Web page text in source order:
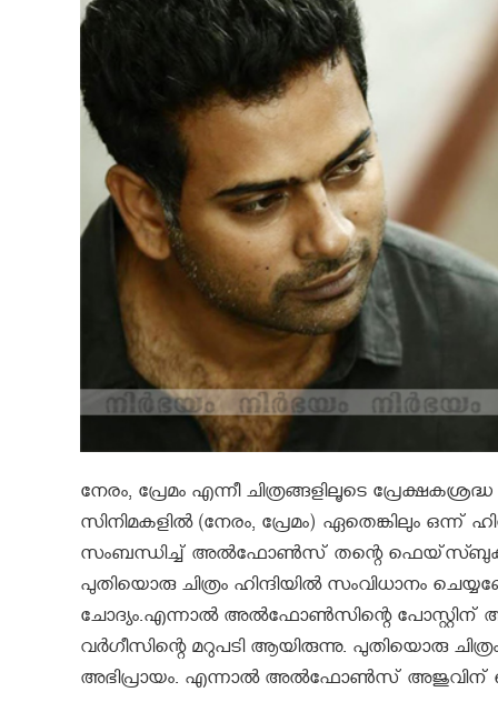
നേരം, പ്രേമം എന്നീ ചിത്രങ്ങളിലൂടെ
സിനിമകളില്‍ (നേരം, പ്രേമം) ഏതെങ്കിലും ഒന്ന്
സംബന്ധിച്ച് അല്‍ഫോണ്‍സ് തന്റെ ഫെയ്‌സ്ബുക്ക്
പുതിയൊരു ചിത്രം ഹിന്ദിയില്‍
ചോദ്യം.എന്നാല്‍ അല്‍ഫോണ്‍സിന്റെ പോസ്റ്റിന്
വര്‍ഗീസിന്റെ മറുപടി ആയിരുന്നു. പുതിയൊരു
അഭിപ്രായം. എന്നാല്‍ അല്‍ഫോണ്‍സ് അജുവിന്